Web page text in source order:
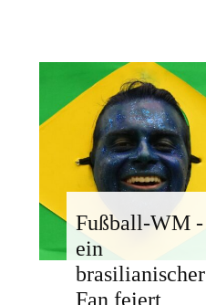
Fußball-WM -
ein
brasilianischer
Fan feiert